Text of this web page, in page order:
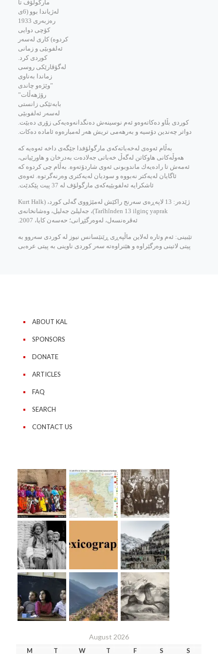
مارگولۆف تا
له‌ژیاندا بوو (6ی
ره‌زبه‌ری 1933
كۆچی دوایی
كردوه) كاری له‌سه‌ر
ئه‌لفوبێی و زمانی
كوردی كرد.
له‌گۆڤارێكی روسی
زماندا به‌ناوی
”وێژه‌و چاندی
رۆژهه‌ڵات”
بابه‌تێكی زانستی
له‌سه‌ر ئه‌لفوبێی
كوردی بڵاو ده‌كاته‌وه‌و ئه‌م نوسینه‌ش ده‌نگدانه‌وه‌یه‌كی زۆری ده‌بێت.
دواتر چه‌ندین دۆسیه و به‌رهه‌می تریش هه‌ر له‌مباره‌وه ئاماده‌ ده‌كات.
به‌ڵام ئه‌وه‌ی له‌خه‌باته‌كه‌ی مارگولۆفدا جێگه‌ی داخه ئه‌وه‌یه كه‌
هه‌وڵه‌كانی هاوكاتن له‌گه‌ڵ خه‌باتی جه‌لاده‌ت به‌درخان و هاورێیانی،
ئه‌مه‌ش تا راده‌یه‌ك ماندوبونی ئه‌وی شاردۆته‌وه. به‌ڵام چی كردوه كه‌
ئاگایان له‌یه‌كتر نه‌بووه و سودیان له‌یه‌كتری وه‌رنه‌گرتوه. ئه‌وه‌ی
ئاشكرایه ئه‌لفوبێیه‌كه‌ی مارگولۆف له‌ 37 پیت پێكدێت.
ژێده‌ر: 13 لاپه‌ڕه‌ی سه‌رنج راكێش له‌مێژووی گه‌لی كورد، (Kurt Halk
Tarîhînden 13 ilginç yaprak)، جه‌لیلێ جه‌لیل، وه‌شانخانه‌ی
ئه‌ڤره‌نسه‌ل، له‌وه‌رگێڕانی؛ حه‌سه‌ن كایا، 2007.
تێبینی: ئه‌م وتاره له‌لاین ماڵپه‌ڕی ڕێنێسانس نیوز له كوردی سه‌روو به
پیتی لاتینی وه‌رگێراوه و هێنراوه‌ته سه‌ر كوردی ناوینی به پیتی عره‌بی
ABOUT KAL
SPONSORS
DONATE
ARTICLES
FAQ
SEARCH
CONTACT US
August 2026
M T W T F S S